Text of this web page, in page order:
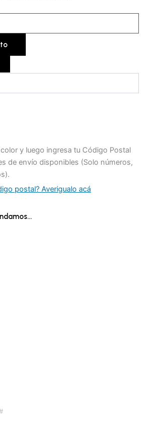
y luego ingresa tu Código Postal
de envío disponibles (Solo números,
postal? Averigualo acá